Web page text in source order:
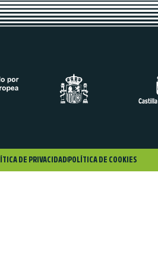
DE PRIVACIDADPOLÍTICA DE COOKIES